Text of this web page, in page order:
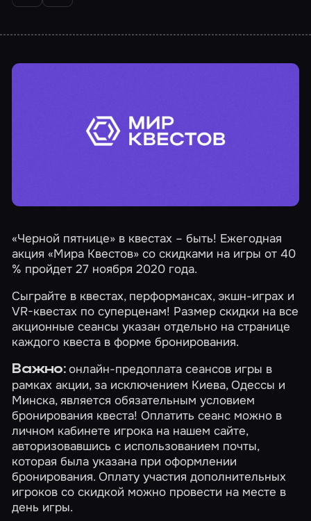
«Черной пятнице» в квестах – быть! Ежегодная
акция «Мира Квестов» со скидками на игры от 40
% пройдет 27 ноября 2020 года.
Сыграйте в квестах, перформансах, экшн-играх и
VR-квестах по суперценам! Размер скидки на все
акционные сеансы указан отдельно на странице
каждого квеста в форме бронирования.
Важно:онлайн-предоплата сеансов игры в
рамках акции, за исключением Киева, Одессы и
Минска, является обязательным условием
бронирования квеста! Оплатить сеанс можно в
личном кабинете игрока на нашем сайте,
авторизовавшись с использованием почты,
которая была указана при оформлении
бронирования. Оплату участия дополнительных
игроков со скидкой можно провести на месте в
день игры.